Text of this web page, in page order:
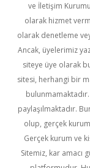
ve İletişim
olarak hizmet
olarak denetleme
Ancak, üyelerimiz
siteye üye olarak
sitesi, herhangi bir
bulunmamaktadır.
paylaşılmaktadır.
olup, gerçek
Gerçek kurum ve
Sitemiz, kar amacı